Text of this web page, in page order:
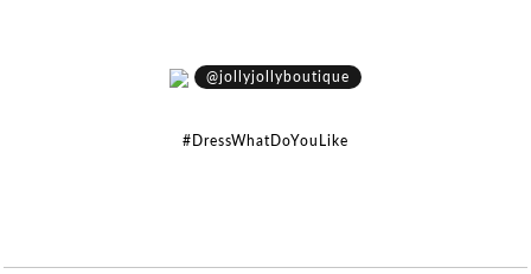
@jollyjollyboutique
#DressWhatDoYouLike